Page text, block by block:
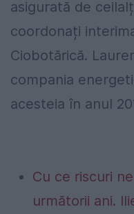
asigurată de
coordonați
Ciobotărică.
compania
acesteia în anul
Cu ce riscuri
următorii ani.